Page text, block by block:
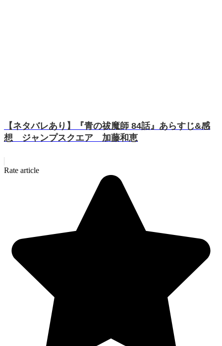
【ネタバレあり】『青の祓魔師 84話』あらすじ&感
想 ジャンプスクエア 加藤和恵
Rate article